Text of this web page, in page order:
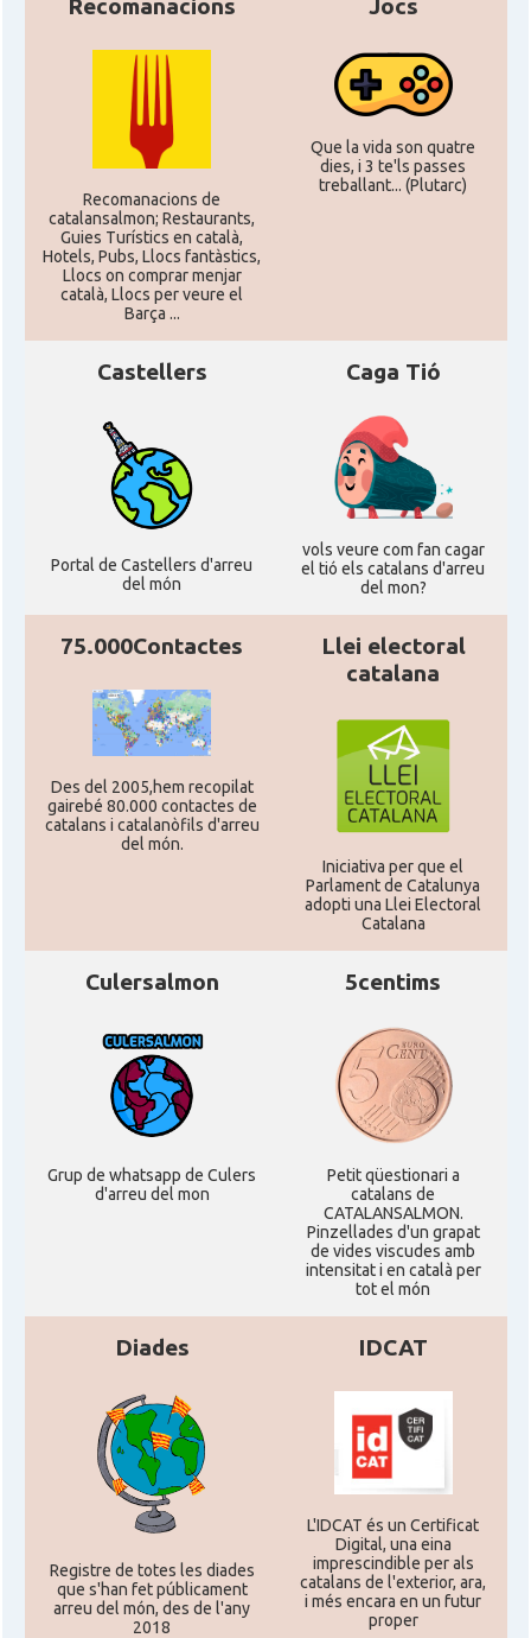
Recomanacions
Recomanacions de
catalansalmon; Restaurants,
Guies Turístics en català,
Hotels, Pubs, Llocs fantàstics,
Llocs on comprar menjar
català, Llocs per veure el
Barça ...
Jocs
Que la vida son quatre
dies, i 3 te'ls passes
treballant... (Plutarc)
Castellers
Portal de Castellers d'arreu
del món
Caga Tió
vols veure com fan cagar
el tió els catalans d'arreu
del mon?
75.000Contactes
Des del 2005,hem recopilat
gairebé 80.000 contactes de
catalans i catalanòfils d'arreu
del món.
Llei electoral
catalana
Iniciativa per que el
Parlament de Catalunya
adopti una Llei Electoral
Catalana
Culersalmon
Grup de whatsapp de Culers
d'arreu del mon
5centims
Petit qüestionari a
catalans de
CATALANSALMON.
Pinzellades d'un grapat
de vides viscudes amb
intensitat i en català per
tot el món
Diades
Registre de totes les diades
que s'han fet públicament
arreu del món, des de l'any
2018
IDCAT
L'IDCAT és un Certificat
Digital, una eina
imprescindible per als
catalans de l'exterior, ara,
i més encara en un futur
proper